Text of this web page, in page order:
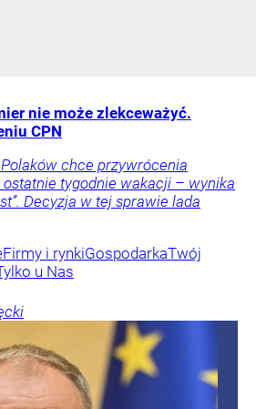
nie może zlekceważyć.
CPN
chce przywrócenia
tygodnie wakacji – wynika
Decyzja w tej sprawie lada
Firmy i rynkiGospodarkaTwój
u Nas